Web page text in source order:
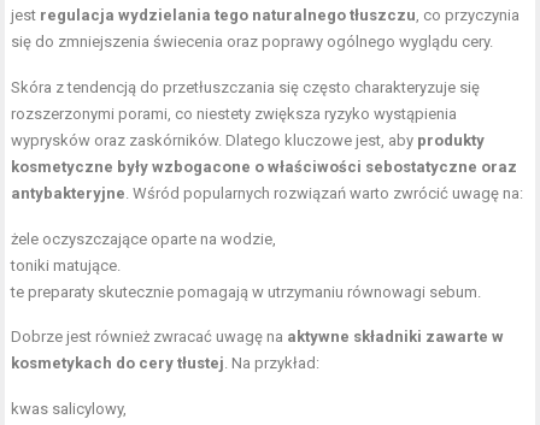
jest regulacja wydzielania tego naturalnego tłuszczu, co przyczynia
się do zmniejszenia świecenia oraz poprawy ogólnego wyglądu cery.
Skóra z tendencją do przetłuszczania się często charakteryzuje się
rozszerzonymi porami, co niestety zwiększa ryzyko wystąpienia
wyprysków oraz zaskórników. Dlatego kluczowe jest, aby produkty
kosmetyczne były wzbogacone o właściwości sebostatyczne oraz
antybakteryjne. Wśród popularnych rozwiązań warto zwrócić uwagę na:
żele oczyszczające oparte na wodzie,
toniki matujące.
te preparaty skutecznie pomagają w utrzymaniu równowagi sebum.
Dobrze jest również zwracać uwagę na aktywne składniki zawarte w
kosmetykach do cery tłustej. Na przykład:
kwas salicylowy,